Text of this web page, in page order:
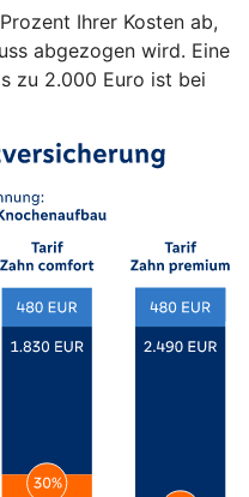
Ihrer Kosten ab,
abgezogen wird. Eine
zu 2.000 Euro ist bei